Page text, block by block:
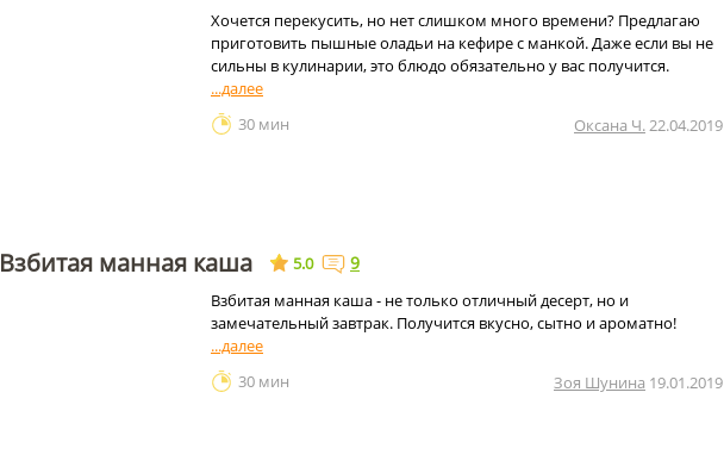
Хочется перекусить, но нет слишком много времени? Предлагаю
приготовить пышные оладьи на кефире с манкой. Даже если вы не
сильны в кулинарии, это блюдо обязательно у вас получится.
30 мин Оксана Ч.22.04.2019
Взбитая манная каша 5.0 9
Взбитая манная каша - не только отличный десерт, но и
замечательный завтрак. Получится вкусно, сытно и ароматно!
30 мин Зоя Шунина 19.01.2019